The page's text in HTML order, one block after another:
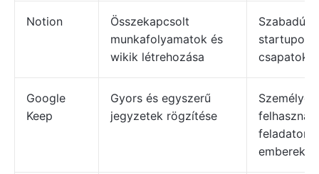
Notion
Összekapcsolt
munkafolyamatok és
wikik létrehozása
startupok
csapatok
Google
Keep
Gyors és egyszerű
jegyzetek rögzítése
Személyes
emberek